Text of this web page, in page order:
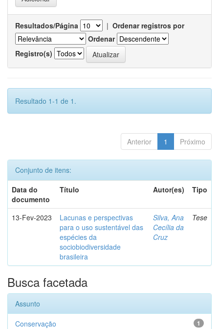
Resultados/Página | Ordenar registros por
Ordenar
Registro(s)
Resultado 1-1 de 1.
Anterior 1 Próximo
Conjunto de itens:
Data do
documento
Título Autor(es) Tipo
13-Fev-2023
Lacunas e perspectivas
para o uso sustentável das
espécies da
sociobiodiversidade
brasileira
Silva, Ana
Cecília da
Cruz
Tese
Busca facetada
Assunto
1
Conservação